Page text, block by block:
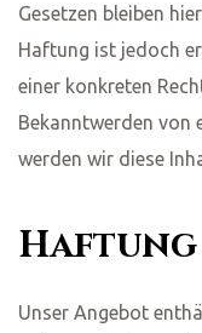
Gesetzen bleiben
Haftung ist jedoch
einer konkreten
Bekanntwerden von
werden wir diese
Unser Angebot